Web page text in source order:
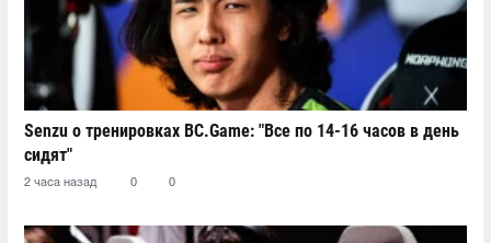
Senzu о тренировках BC.Game: "Все по 14-16 часов в день
сидят"
2 часа назад 0 0